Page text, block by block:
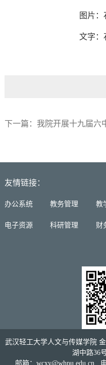
图片：石安然
文字：石安然
下一篇： 我院开展十九届六
友情链接：
办公系统 教务管理 教
电子资源 科研管理 财
武汉轻工大学人文与传媒学院
湖中路36
邮箱：wcxy@whpu.edu.cn